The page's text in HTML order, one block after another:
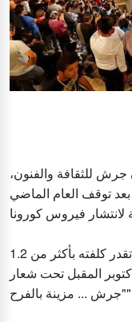
للثقافة والفنون،
بعد توقف العام الماضي
وقالت اللجنة العليا إن المهرجان الذي تقدر كلفته بأكثر من 1.2
2 تشرين أول/أكتوبر المقبل تحت شعار
بالفرح".